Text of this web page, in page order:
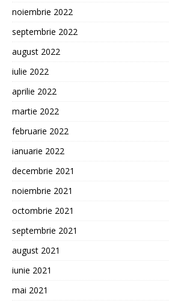
noiembrie 2022
septembrie 2022
august 2022
iulie 2022
aprilie 2022
martie 2022
februarie 2022
ianuarie 2022
decembrie 2021
noiembrie 2021
octombrie 2021
septembrie 2021
august 2021
iunie 2021
mai 2021